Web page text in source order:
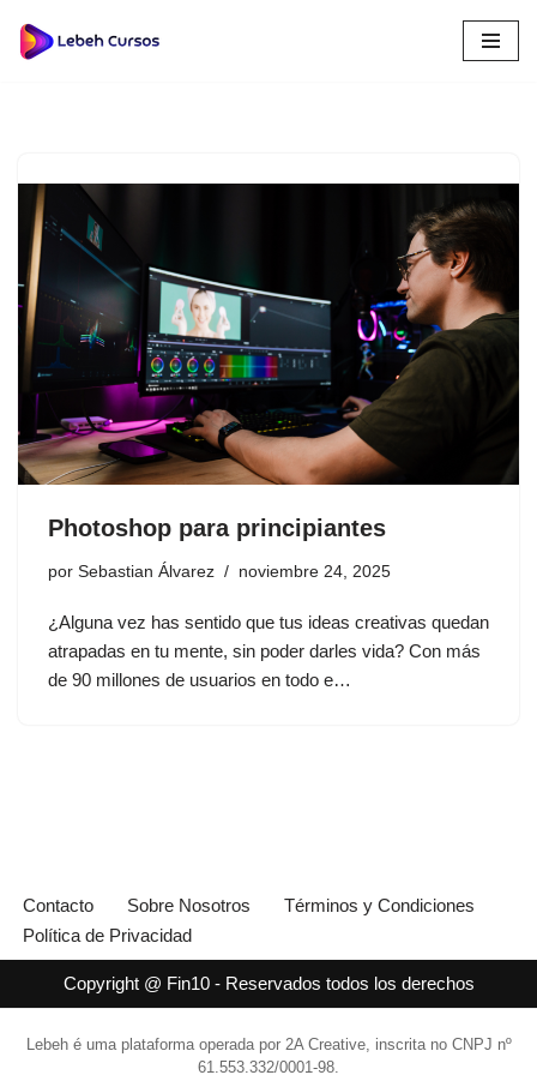
Saltar
Photoshop para principiantes
por Sebastian Álvarez noviembre 24, 2025
¿Alguna vez has sentido que tus ideas creativas quedan
atrapadas en tu mente, sin poder darles vida? Con más
de 90 millones de usuarios en todo e…
Contacto Sobre Nosotros
Términos y Condiciones
Política de Privacidad
Copyright @ Fin10 - Reservados todos los derechos
Lebeh é uma plataforma operada por 2A Creative, inscrita no CNPJ nº
61.553.332/0001-98.